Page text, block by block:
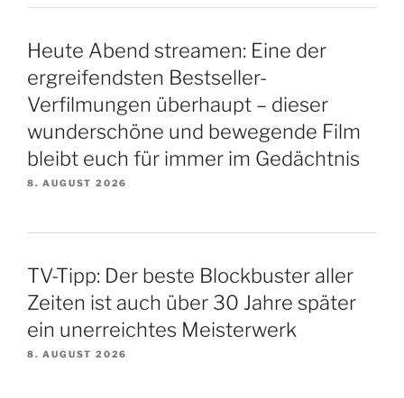
Heute Abend streamen: Eine der
ergreifendsten Bestseller-
Verfilmungen überhaupt – dieser
wunderschöne und bewegende Film
bleibt euch für immer im Gedächtnis
8. AUGUST 2026
TV-Tipp: Der beste Blockbuster aller
Zeiten ist auch über 30 Jahre später
ein unerreichtes Meisterwerk
8. AUGUST 2026